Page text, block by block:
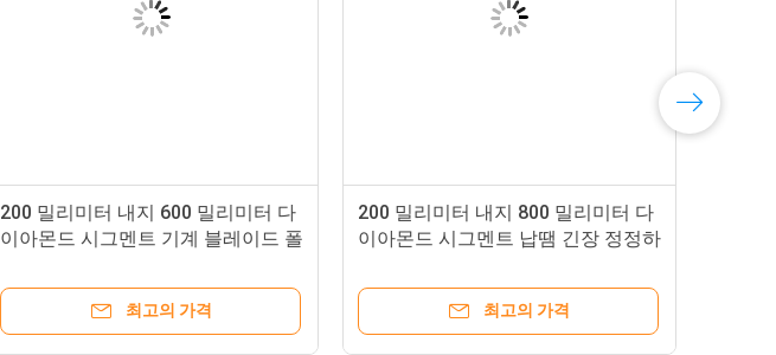
200 밀리미터 내지 600 밀리미터 다
이아몬드 시그멘트 기계 블레이드 폴
최고의 가격
200 밀리미터 내지 800 밀리미터 다
이아몬드 시그멘트 납땜 긴장 정정하
최고의 가격